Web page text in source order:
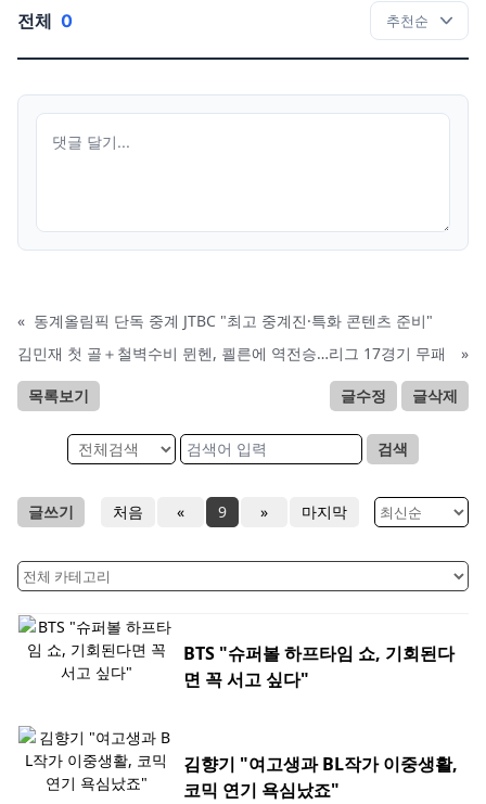
전체 0
« 동계올림픽 단독 중계 JTBC "최고 중계진·특화 콘텐츠 준비"
김민재 첫 골＋철벽수비 뮌헨, 쾰른에 역전승…리그 17경기 무패
»
목록보기 글수정 글삭제
검색
글쓰기 처음 « 9 » 마지막
BTS "슈퍼볼 하프타임 쇼, 기회된다
면 꼭 서고 싶다"
김향기 "여고생과 BL작가 이중생활,
코믹 연기 욕심났죠"